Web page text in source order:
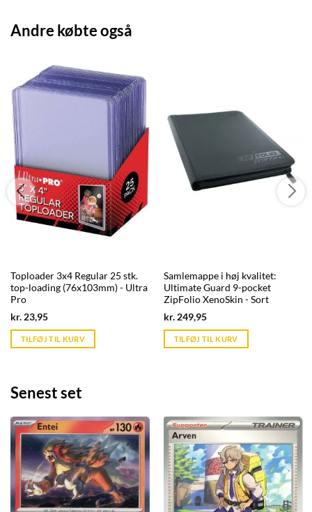
Andre købte også
Toploader 3x4 Regular 25 stk.
top-loading (76x103mm) - Ultra
Pro
kr.23,95Current
is:
kr. 39,95.
TILFØJ TIL KURV
Samlemappe i høj kvalitet:
Ultimate Guard 9-pocket
ZipFolio XenoSkin - Sort
kr.249,95Current
is:
kr. 39,95.
TILFØJ TIL KURV
Senest set